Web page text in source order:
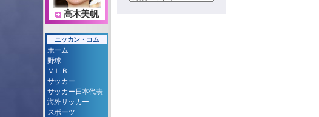
高木美帆
ニッカン・コム
ホーム
野球
ＭＬＢ
サッカー
サッカー日本代表
海外サッカー
スポーツ